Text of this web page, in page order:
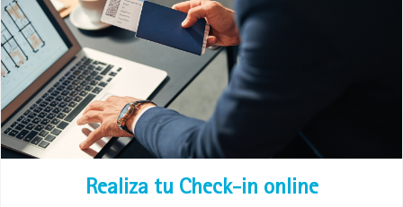
Realiza tu Check-in online